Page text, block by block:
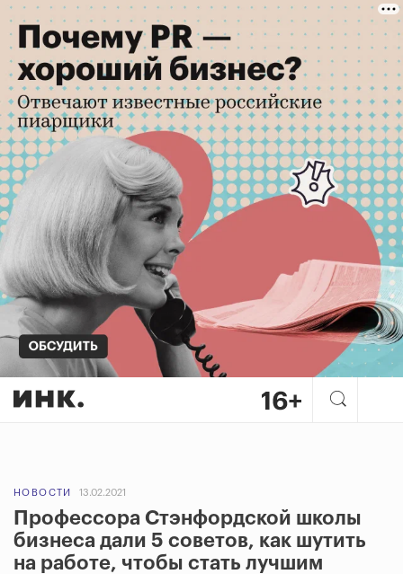
НОВОСТИ 13.02.2021
Профессора Стэнфордской школы
бизнеса дали 5 советов, как шутить
на работе, чтобы стать лучшим